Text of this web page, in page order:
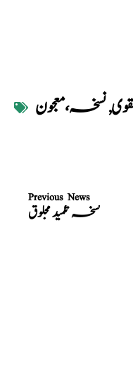
,نسخہ،معجون
Previous News
نسخہ تکمید مجلوق